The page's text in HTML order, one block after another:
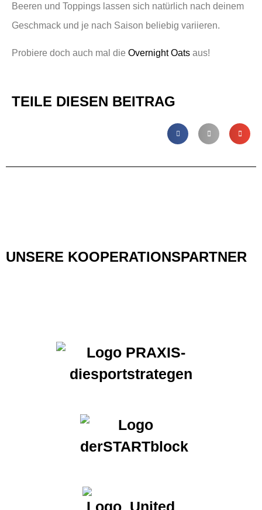
Beeren und Toppings lassen sich natürlich nach deinem
Geschmack und je nach Saison beliebig variieren.
Probiere doch auch mal die Overnight Oats aus!
TEILE DIESEN BEITRAG
UNSERE KOOPERATIONSPARTNER